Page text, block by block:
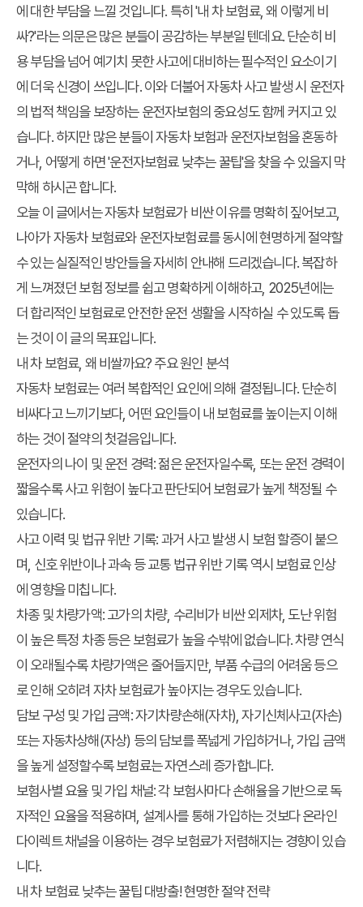
에 대한 부담을 느낄 것입니다. 특히 '내 차 보험료, 왜 이렇게 비
싸?'라는 의문은 많은 분들이 공감하는 부분일 텐데요. 단순히 비
용 부담을 넘어 예기치 못한 사고에 대비하는 필수적인 요소이기
에 더욱 신경이 쓰입니다. 이와 더불어 자동차 사고 발생 시 운전자
의 법적 책임을 보장하는 운전자보험의 중요성도 함께 커지고 있
습니다. 하지만 많은 분들이 자동차 보험과 운전자보험을 혼동하
거나, 어떻게 하면 '운전자보험료 낮추는 꿀팁'을 찾을 수 있을지 막
막해 하시곤 합니다.
오늘 이 글에서는 자동차 보험료가 비싼 이유를 명확히 짚어보고,
나아가 자동차 보험료와 운전자보험료를 동시에 현명하게 절약할
수 있는 실질적인 방안들을 자세히 안내해 드리겠습니다. 복잡하
게 느껴졌던 보험 정보를 쉽고 명확하게 이해하고, 2025년에는
더 합리적인 보험료로 안전한 운전 생활을 시작하실 수 있도록 돕
는 것이 이 글의 목표입니다.
내 차 보험료, 왜 비쌀까요? 주요 원인 분석
자동차 보험료는 여러 복합적인 요인에 의해 결정됩니다. 단순히
비싸다고 느끼기보다, 어떤 요인들이 내 보험료를 높이는지 이해
하는 것이 절약의 첫걸음입니다.
운전자의 나이 및 운전 경력: 젊은 운전자일수록, 또는 운전 경력이
짧을수록 사고 위험이 높다고 판단되어 보험료가 높게 책정될 수
있습니다.
사고 이력 및 법규 위반 기록: 과거 사고 발생 시 보험 할증이 붙으
며, 신호 위반이나 과속 등 교통 법규 위반 기록 역시 보험료 인상
에 영향을 미칩니다.
차종 및 차량가액: 고가의 차량, 수리비가 비싼 외제차, 도난 위험
이 높은 특정 차종 등은 보험료가 높을 수밖에 없습니다. 차량 연식
이 오래될수록 차량가액은 줄어들지만, 부품 수급의 어려움 등으
로 인해 오히려 자차 보험료가 높아지는 경우도 있습니다.
담보 구성 및 가입 금액: 자기차량손해(자차), 자기신체사고(자손)
또는 자동차상해(자상) 등의 담보를 폭넓게 가입하거나, 가입 금액
을 높게 설정할수록 보험료는 자연스레 증가합니다.
보험사별 요율 및 가입 채널: 각 보험사마다 손해율을 기반으로 독
자적인 요율을 적용하며, 설계사를 통해 가입하는 것보다 온라인
다이렉트 채널을 이용하는 경우 보험료가 저렴해지는 경향이 있습
니다.
내 차 보험료 낮추는 꿀팁 대방출! 현명한 절약 전략